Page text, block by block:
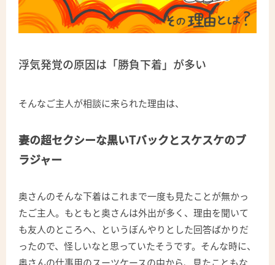
浮気発覚の原因は「勝負下着」が多い
そんなご主人が相談に来られた理由は、
妻の超セクシーな黒いTバックとスケスケのブ
ラジャー
奥さんのそんな下着はこれまで一度も見たことが無かっ
たご主人。もともと奥さんは外出が多く、理由を聞いて
も友人のところへ、というぼんやりとした回答ばかりだ
ったので、怪しいなと思っていたそうです。そんな時に、